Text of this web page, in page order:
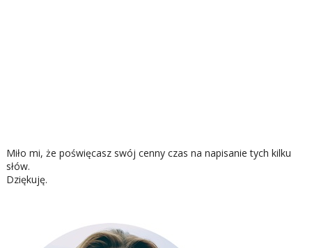
Miło mi, że poświęcasz swój cenny czas na napisanie tych kilku
słów.
Dziękuję.